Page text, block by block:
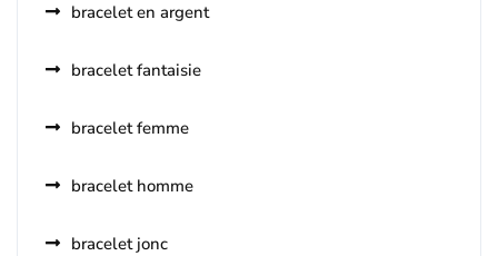
bracelet en argent
bracelet fantaisie
bracelet femme
bracelet homme
bracelet jonc